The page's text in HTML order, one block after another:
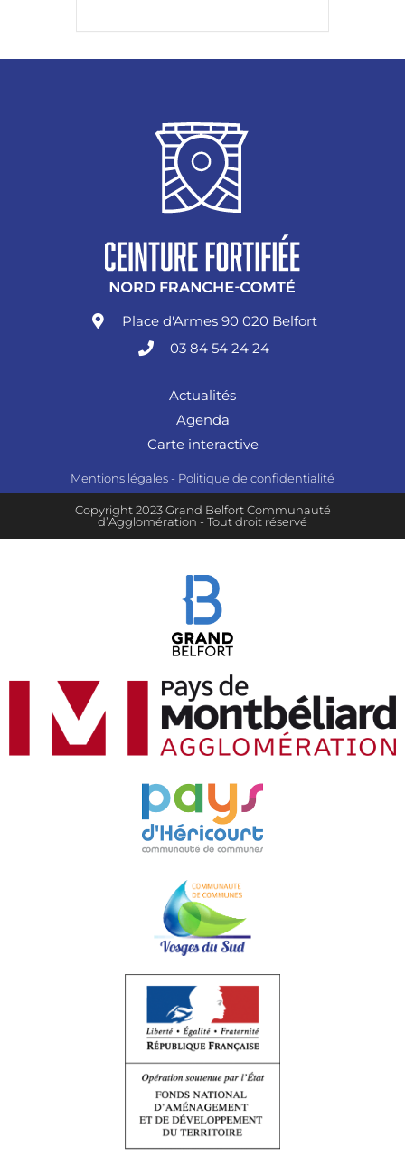
Place d'Armes 90 020 Belfort
03 84 54 24 24
Actualités
Agenda
Carte interactive
Mentions légales - Politique de confidentialité
Copyright 2023 Grand Belfort Communauté
d’Agglomération - Tout droit réservé